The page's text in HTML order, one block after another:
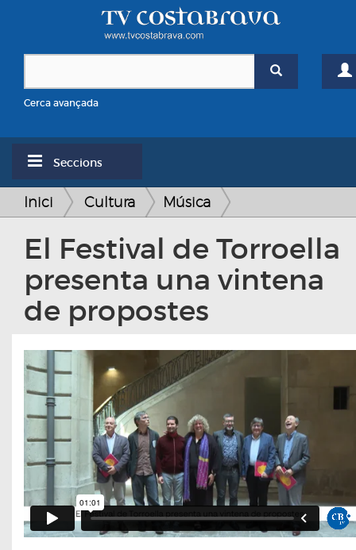
Cerca avançada
Seccions
Inici Cultura Música
El Festival de Torroella
presenta una vintena
de propostes